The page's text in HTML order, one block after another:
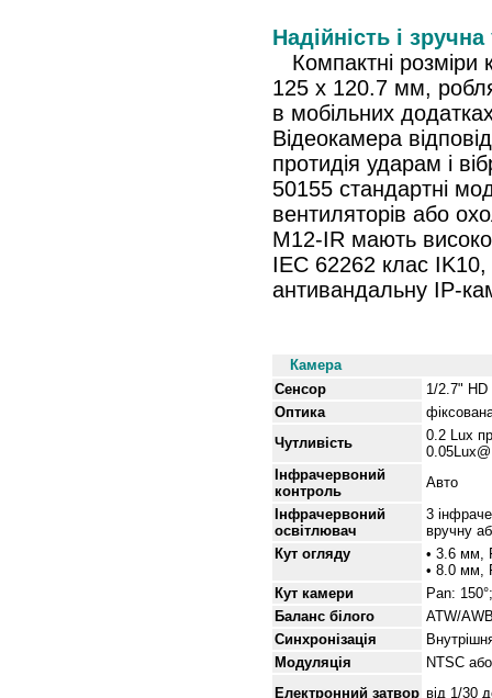
Надійність і
Компактні
125 x 120.7 мм,
в мобільних
Відеокамера
протидія ударам і
50155 стандартні
вентиляторів або
M12-IR мають
IEC 62262 клас
антивандальну IP-
Камера
Сенсор
1/2.7" HD
Оптика
Чутливість
0.2 Lux
Інфрачервоний
контроль
Авто
Інфрачервоний
освітлювач
3
вручну
Кут огляду
• 3.6 мм,
• 8.0 мм,
Кут камери
Pan:
Баланс білого
ATW/
Синхронізація
Модуляція
NTSC
Електронний затвор від 1/30